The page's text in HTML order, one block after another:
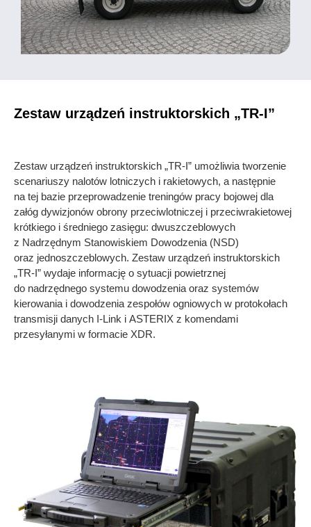
Zestaw urządzeń instruktorskich „TR-I”
Zestaw urządzeń instruktorskich „TR-I” umożliwia tworzenie
scenariuszy nalotów lotniczych i rakietowych, a następnie
na tej bazie przeprowadzenie treningów pracy bojowej dla
załóg dywizjonów obrony przeciwlotniczej i przeciwrakietowej
krótkiego i średniego zasięgu: dwuszczeblowych
z Nadrzędnym Stanowiskiem Dowodzenia (NSD)
oraz jednoszczeblowych. Zestaw urządzeń instruktorskich
„TR-I” wydaje informację o sytuacji powietrznej
do nadrzędnego systemu dowodzenia oraz systemów
kierowania i dowodzenia zespołów ogniowych w protokołach
transmisji danych I-Link i ASTERIX z komendami
przesyłanymi w formacie XDR.